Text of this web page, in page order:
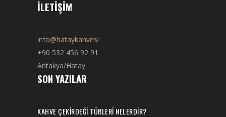
İLETIŞIM
info@hataykahvesi
+90 532 456 92 91
Antakya/Hatay
SON YAZILAR
KAHVE ÇEKİRDEĞİ TÜRLERİ NELERDİR?